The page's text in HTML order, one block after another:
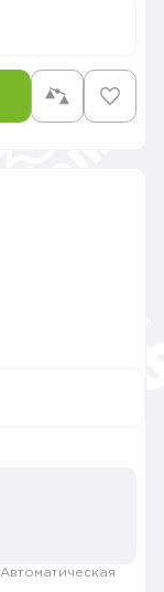
Автоматическая